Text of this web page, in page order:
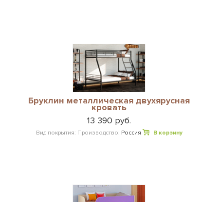
Бруклин металлическая двухярусная
кровать
13 390 руб.
Вид покрытия: Производство: Россия В корзину